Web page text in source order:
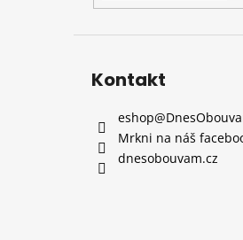
Kontakt
eshop@
Mrkni na náš
dnesobouvam.cz